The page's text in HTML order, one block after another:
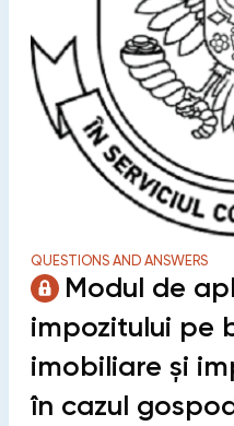
QUESTIONS AND ANSWERS
Modul de
impozitului pe
imobiliare și
în cazul